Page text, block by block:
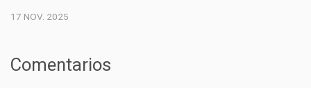
17 NOV. 2025
Comentarios